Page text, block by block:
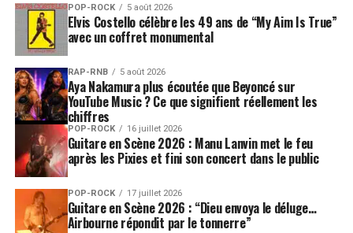
POP-ROCK 5 août 2026
Elvis Costello célèbre les 49 ans de “My Aim Is True”
avec un coffret monumental
RAP-RNB 5 août 2026
Aya Nakamura plus écoutée que Beyoncé sur
YouTube Music ? Ce que signifient réellement les
chiffres
POP-ROCK 16 juillet 2026
Guitare en Scène 2026 : Manu Lanvin met le feu
après les Pixies et fini son concert dans le public
POP-ROCK 17 juillet 2026
Guitare en Scène 2026 : “Dieu envoya le déluge…
Airbourne répondit par le tonnerre”